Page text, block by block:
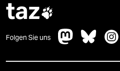
taz
Folgen Sie uns